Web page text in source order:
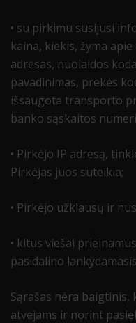
• su pirkimu susijusi
kaina, kiekis, žyma
adresas, nuolaidos
pavadinimas, prekės
išsaugota transporto
banko sąskaitos
• Pirkėjo IP adresą,
Pirkėjas juos suteikia;
• Pirkėjo užklausų ir
• kitus viešai
pasidalino
Sąrašas nėra baigtinis,
atvejams ir norint